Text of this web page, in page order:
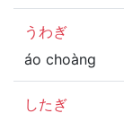
うわぎ
áo choàng
したぎ